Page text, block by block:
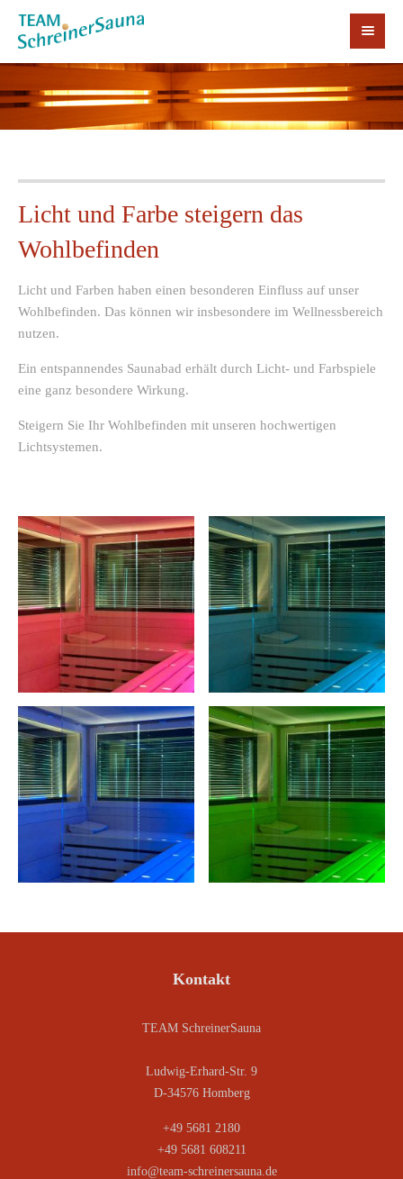
Licht und Farbe steigern das
Wohlbefinden
Licht und Farben haben einen besonderen Einfluss auf unser
Wohlbefinden. Das können wir insbesondere im Wellnessbereich
nutzen.
Ein entspannendes Saunabad erhält durch Licht- und Farbspiele
eine ganz besondere Wirkung.
Steigern Sie Ihr Wohlbefinden mit unseren hochwertigen
Lichtsystemen.
Kontakt
TEAM SchreinerSauna
Ludwig-Erhard-Str. 9
D-34576 Homberg
+49 5681 2180
+49 5681 608211
info@team-schreinersauna.de